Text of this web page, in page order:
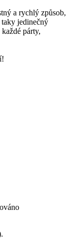
a rychlý způsob,
jedinečný
párty,